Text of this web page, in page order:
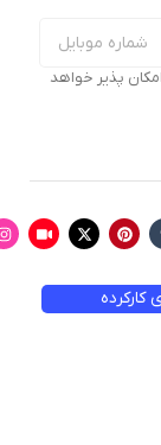
پذیر خواهد